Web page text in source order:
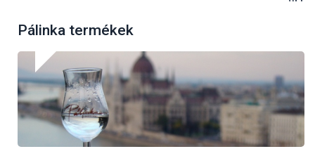
Pálinka termékek